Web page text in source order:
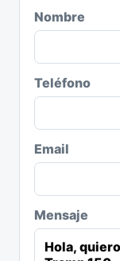
Nombre
Teléfono
Email
Mensaje